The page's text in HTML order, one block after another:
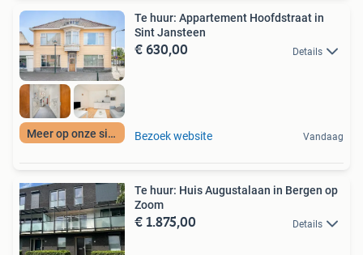
Meer op onze site
Te huur: Appartement Hoofdstraat in
Sint Jansteen
€ 630,00 Details
Bezoek website Vandaag
Te huur: Huis Augustalaan in Bergen op
Zoom
€ 1.875,00 Details